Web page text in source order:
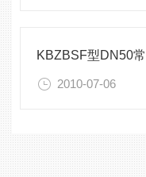
2010-07-06